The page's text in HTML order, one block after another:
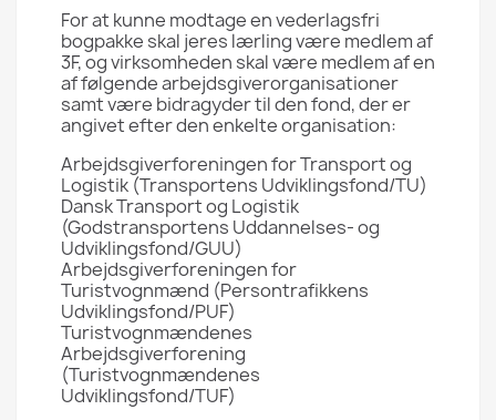
For at kunne modtage en vederlagsfri
bogpakke skal jeres lærling være medlem af
3F, og virksomheden skal være medlem af en
af følgende arbejdsgiverorganisationer
samt være bidragyder til den fond, der er
angivet efter den enkelte organisation:
Arbejdsgiverforeningen for Transport og
Logistik (Transportens Udviklingsfond/TU)
Dansk Transport og Logistik
(Godstransportens Uddannelses- og
Udviklingsfond/GUU)
Arbejdsgiverforeningen for
Turistvognmænd (Persontrafikkens
Udviklingsfond/PUF)
Turistvognmændenes
Arbejdsgiverforening
(Turistvognmændenes
Udviklingsfond/TUF)